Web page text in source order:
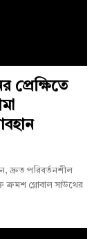
প্রেক্ষিতে
দ্রুত পরিবর্তনশীল
ক্রমশ গ্লোবাল সাউথের